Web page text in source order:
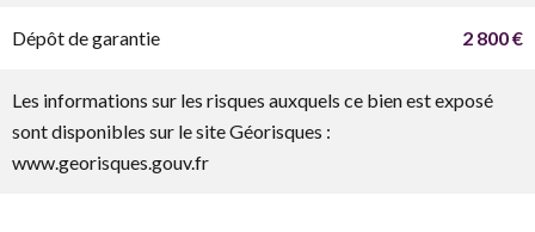
Dépôt de garantie 2 800 €
Les informations sur les risques auxquels ce bien est exposé
sont disponibles sur le site Géorisques :
www.georisques.gouv.fr